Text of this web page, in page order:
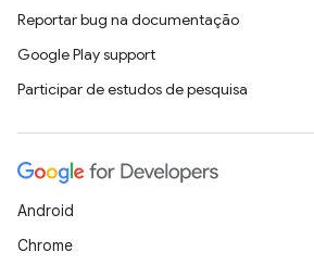
Reportar bug na documentação
Google Play support
Participar de estudos de pesquisa
Android
Chrome